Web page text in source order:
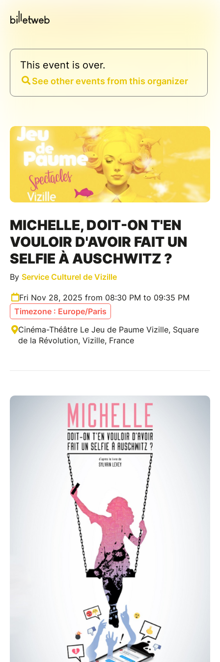
This event is over.
See other events from this organizer
MICHELLE, DOIT-ON T'EN
VOULOIR D'AVOIR FAIT UN
SELFIE À AUSCHWITZ ?
By Service Culturel de Vizille
Fri Nov 28, 2025 from 08:30 PM to 09:35 PM
Timezone : Europe/Paris
Cinéma-Théâtre Le Jeu de Paume Vizille, Square
de la Révolution, Vizille, France